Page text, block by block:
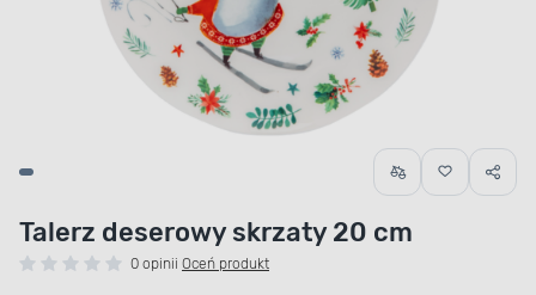
Talerz deserowy skrzaty 20 cm
0 opinii Oceń produkt